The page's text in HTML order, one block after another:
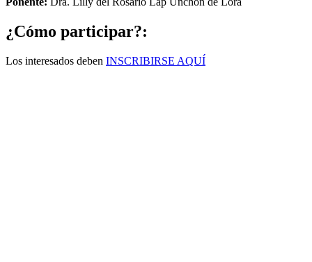
¿Cómo participar?:
Los interesados deben INSCRIBIRSE AQUÍ